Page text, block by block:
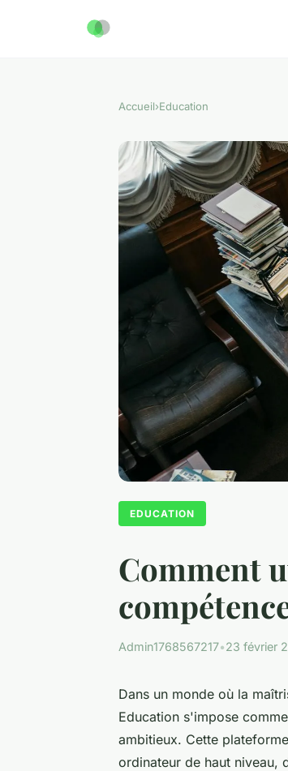
Accueil›Education
EDUCATION
Comment
Admin1768567217•23 février
Dans un monde où la
Education s'impose
ambitieux. Cette
ordinateur de haut niveau,